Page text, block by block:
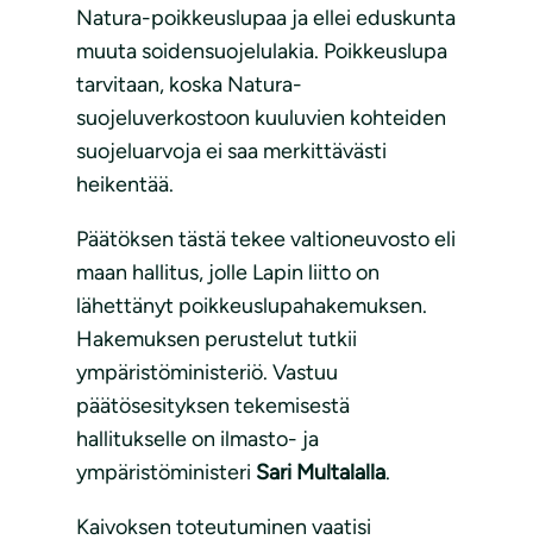
Natura-poikkeuslupaa ja ellei eduskunta
muuta soidensuojelulakia. Poikkeuslupa
tarvitaan, koska Natura-
suojeluverkostoon kuuluvien kohteiden
suojeluarvoja ei saa merkittävästi
heikentää.
Päätöksen tästä tekee valtioneuvosto eli
maan hallitus, jolle Lapin liitto on
lähettänyt poikkeuslupahakemuksen.
Hakemuksen perustelut tutkii
ympäristöministeriö. Vastuu
päätösesityksen tekemisestä
hallitukselle on ilmasto- ja
ympäristöministeri Sari Multalalla.
Kaivoksen toteutuminen vaatisi